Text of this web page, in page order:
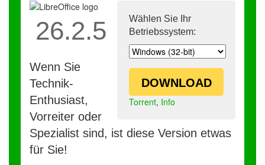
Wählen Sie Ihr
Betriebssystem:
DOWNLOAD
Torrent, Info
26.2.5
Wenn Sie
Technik-
Enthusiast,
Vorreiter oder
Spezialist sind, ist diese Version etwas
für Sie!